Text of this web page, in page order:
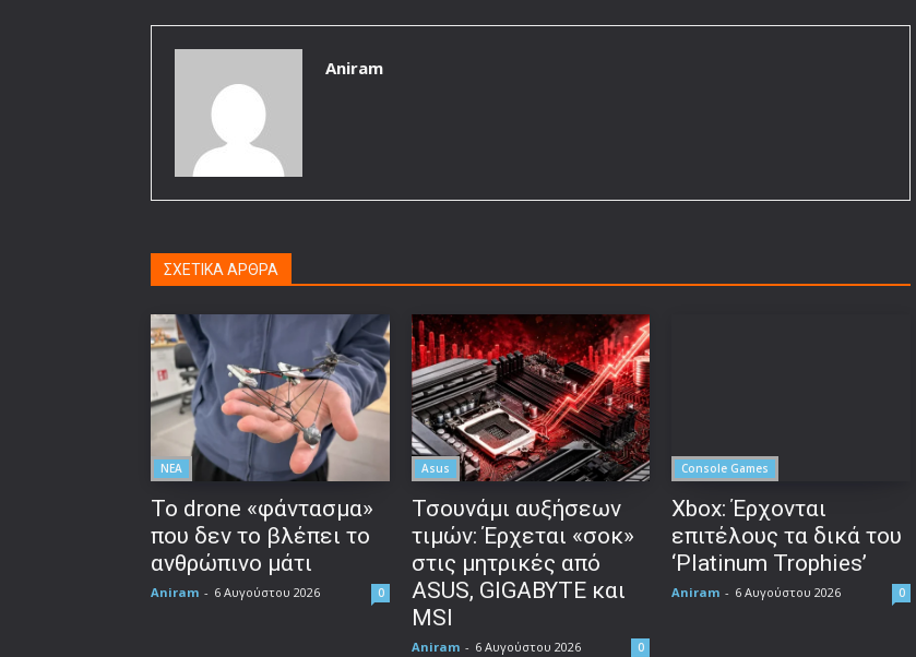
Aniram
ΣΧΕΤΙΚΑ ΑΡΘΡΑ
ΝΕΑ
Το drone «φάντασμα»
που δεν το βλέπει το
ανθρώπινο μάτι
Aniram - 6 Αυγούστου 2026 0
Asus
Τσουνάμι αυξήσεων
τιμών: Έρχεται «σοκ»
στις μητρικές από
ASUS, GIGABYTE και
MSI
Aniram - 6 Αυγούστου 2026 0
Console Games
Xbox: Έρχονται
επιτέλους τα δικά του
‘Platinum Trophies’
Aniram - 6 Αυγούστου 2026 0